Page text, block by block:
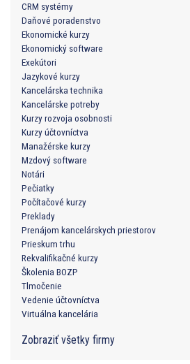
CRM systémy
Daňové poradenstvo
Ekonomické kurzy
Ekonomický software
Exekútori
Jazykové kurzy
Kancelárska technika
Kancelárske potreby
Kurzy rozvoja osobnosti
Kurzy účtovníctva
Manažérske kurzy
Mzdový software
Notári
Pečiatky
Počítačové kurzy
Preklady
Prenájom kancelárskych priestorov
Prieskum trhu
Rekvalifikačné kurzy
Školenia BOZP
Tlmočenie
Vedenie účtovníctva
Virtuálna kancelária
Zobraziť všetky firmy